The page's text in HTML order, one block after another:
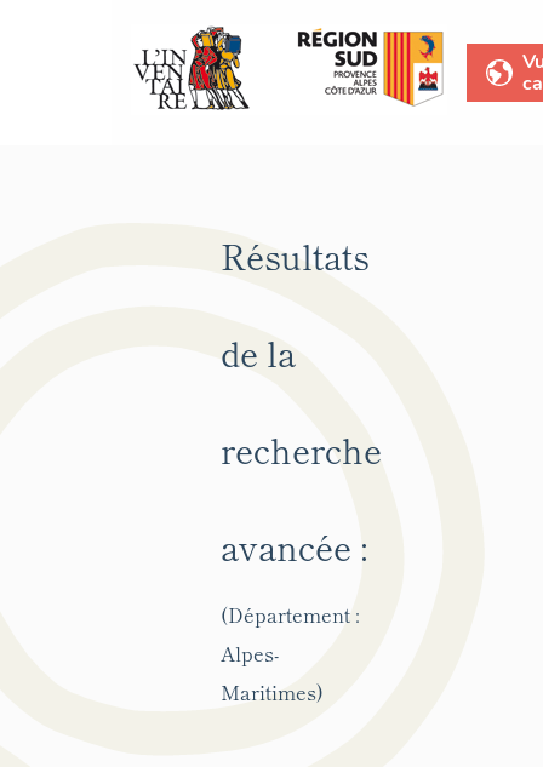
Résultats
de la
recherche
avancée :
(Département :
Alpes-
Maritimes)